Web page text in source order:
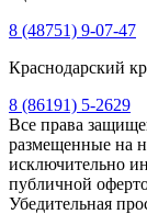
8 (48751) 9-07-47
Краснодарский
8 (86191) 5-2629
Все права
размещенные на
исключительно
публичной
Убедительная